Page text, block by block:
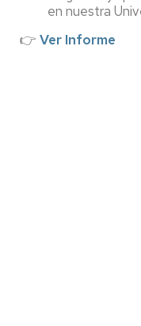
en nuestra
👉 Ver Informe